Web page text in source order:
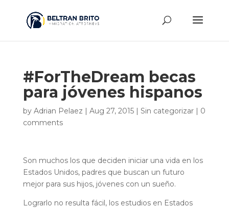
#ForTheDream becas
para jóvenes hispanos
by Adrian Pelaez | Aug 27, 2015| Sin categorizar| 0
comments
Son muchos los que deciden iniciar una vida en los
Estados Unidos, padres que buscan un futuro
mejor para sus hijos, jóvenes con un sueño.
Lograrlo no resulta fácil, los estudios en Estados